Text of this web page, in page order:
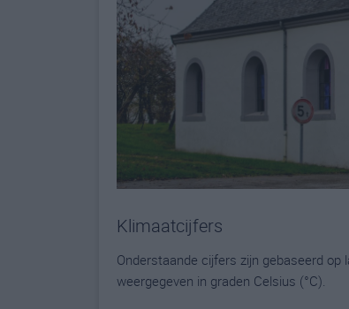
Klimaatcijfers
Onderstaande cijfers zijn gebaseerd
weergegeven in graden Celsius (°C).